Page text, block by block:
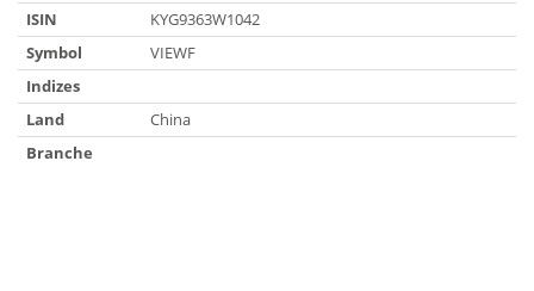
ISIN
KYG9363W1042
Symbol
VIEWF
Indizes
Land
China
Branche